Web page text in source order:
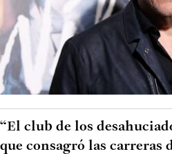
“El club de los
que consagró las carreras